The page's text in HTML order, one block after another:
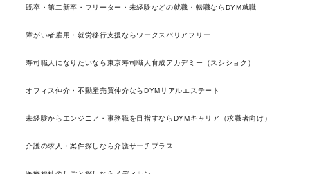
既卒・第二新卒・フリーター・未経験などの就職・転職ならDYM就職
障がい者雇用・就労移行支援ならワークスバリアフリー
寿司職人になりたいなら東京寿司職人育成アカデミー（スシショク）
オフィス仲介・不動産売買仲介ならDYMリアルエステート
未経験からエンジニア・事務職を目指すならDYMキャリア（求職者向け）
介護の求人・案件探しなら介護サーチプラス